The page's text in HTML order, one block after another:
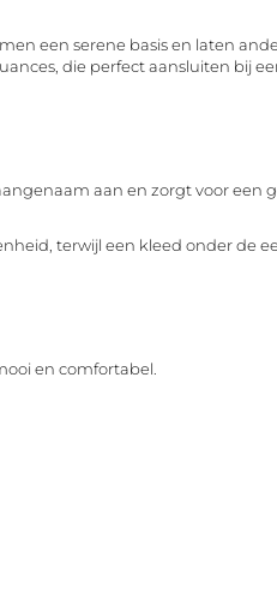
een serene basis en laten
die perfect aansluiten bij
aan en zorgt voor een
terwijl een kleed onder de
en comfortabel.